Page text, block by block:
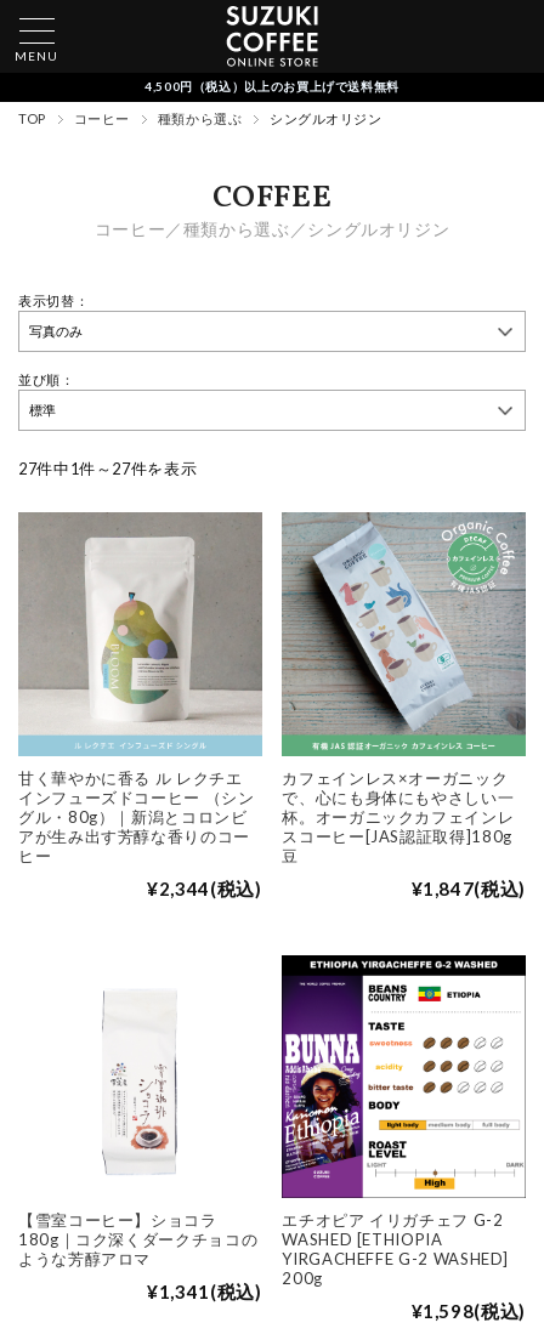
MENU
4,500円（税込）以上のお買上げで送料無料
TOP コーヒー 種類から選ぶ シングルオリジン
COFFEE
コーヒー／種類から選ぶ／シングルオリジン
表示切替：
並び順：
27件中1件～27件を表示
甘く華やかに香る ル レクチエ
インフューズドコーヒー （シン
グル・80g）｜新潟とコロンビ
アが生み出す芳醇な香りのコー
ヒー
¥2,344(税込)
カフェインレス×オーガニック
で、心にも身体にもやさしい一
杯。オーガニックカフェインレ
スコーヒー[JAS認証取得]180g
豆
¥1,847(税込)
【雪室コーヒー】ショコラ
180g｜コク深くダークチョコの
ような芳醇アロマ
¥1,341(税込)
エチオピア イリガチェフ G-2
WASHED [ETHIOPIA
YIRGACHEFFE G-2 WASHED]
200g
¥1,598(税込)